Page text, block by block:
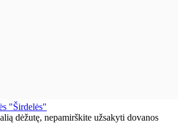
"Širdelės"
dėžutę, nepamirškite užsakyti dovanos